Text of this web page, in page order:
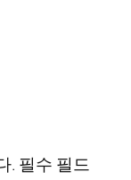
. 필수 필드